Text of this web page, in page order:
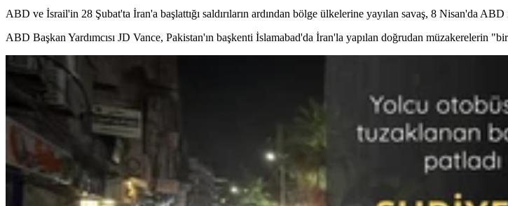
ABD ve İsrail'in 28 Şubat'ta İran'a başlattığı saldırıların ardından bölge ülkelerine yayılan savaş, 8 Nisan'da ABD
ABD Başkan Yardımcısı JD Vance, Pakistan'ın başkenti İslamabad'da İran'la yapılan doğrudan müzakerelerin